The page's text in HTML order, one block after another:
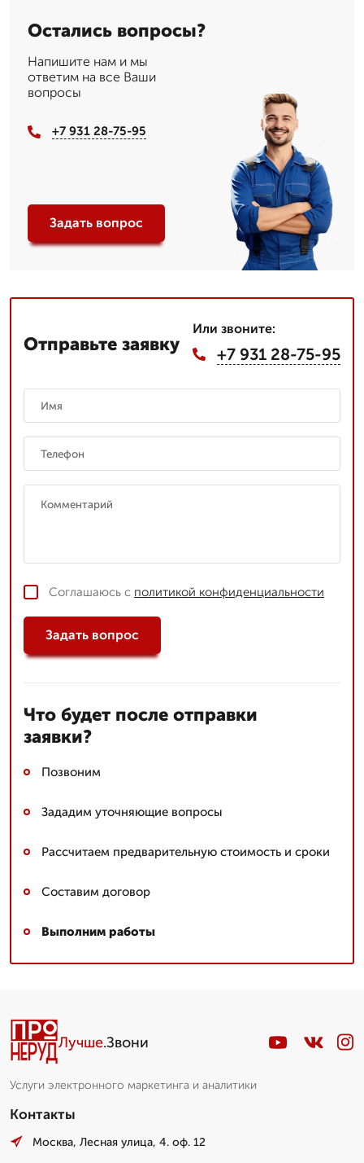
Остались вопросы?
Напишите нам и мы
ответим на все Ваши
вопросы
+7 931 28-75-95
Задать вопрос
Отправьте заявку
Или звоните:
+7 931 28-75-95
Соглашаюсь с политикой конфиденциальности
Задать вопрос
Что будет после отправки
заявки?
Позвоним
Зададим уточняющие вопросы
Рассчитаем предварительную стоимость и сроки
Составим договор
Выполним работы
Лучше.Звони
Услуги электронного маркетинга и аналитики
Контакты
Москва, Лесная улица, 4. оф. 12